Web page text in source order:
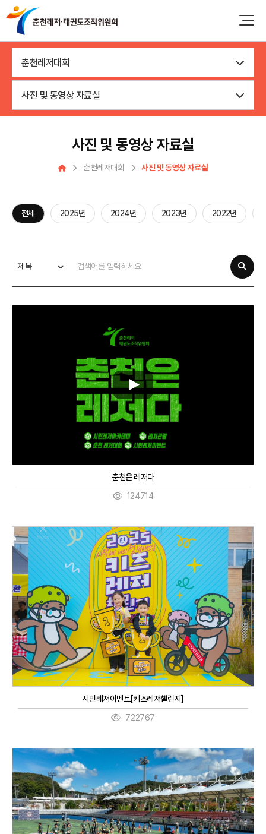
춘천레저대회
사진 및 동영상 자료실
사진 및 동영상 자료실
춘천레저대회 사진 및 동영상 자료실
전체 2025년 2024년 2023년 2022년
제목
춘천은 레저다
124714
시민레저이벤트[키즈레저챌린지]
722767